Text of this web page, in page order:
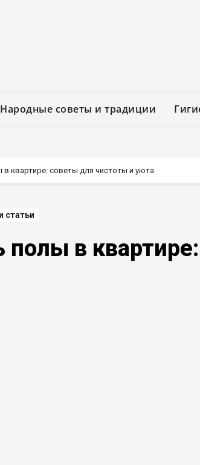
Народные советы и традиции
квартире: советы для чистоты и уюта
статьи
в